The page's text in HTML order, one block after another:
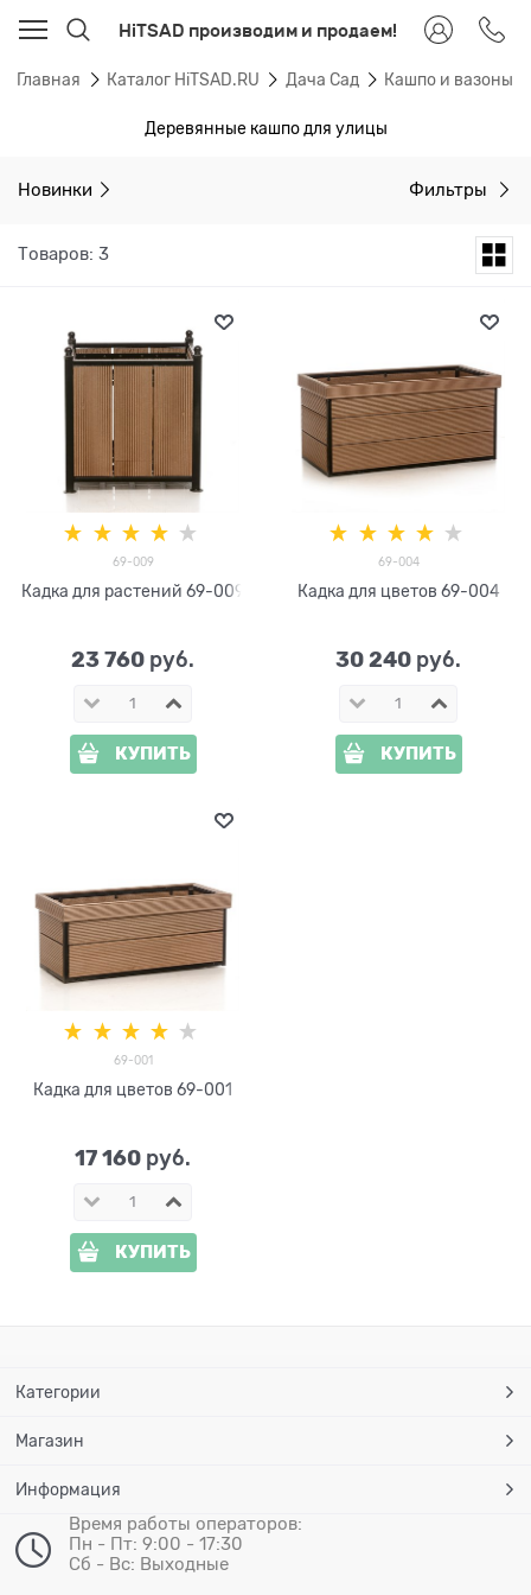
HiTSAD производим и продаем!
Главная Каталог HiTSAD.RU Дача Сад Кашпо и вазоны
Деревянные кашпо для улицы
Новинки Фильтры
Товаров: 3
69-009
Кадка для растений 69-009
23 760 руб.
КУПИТЬ
69-004
Кадка для цветов 69-004
30 240 руб.
КУПИТЬ
69-001
Кадка для цветов 69-001
17 160 руб.
КУПИТЬ
Категории
Магазин
Информация
Время работы операторов:
Пн - Пт: 9:00 - 17:30
Сб - Вс: Выходные